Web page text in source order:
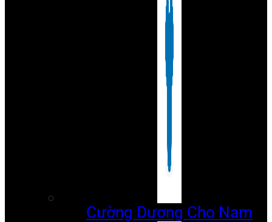
Cường Dương Cho Nam